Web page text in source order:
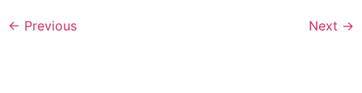
← Previous Next →